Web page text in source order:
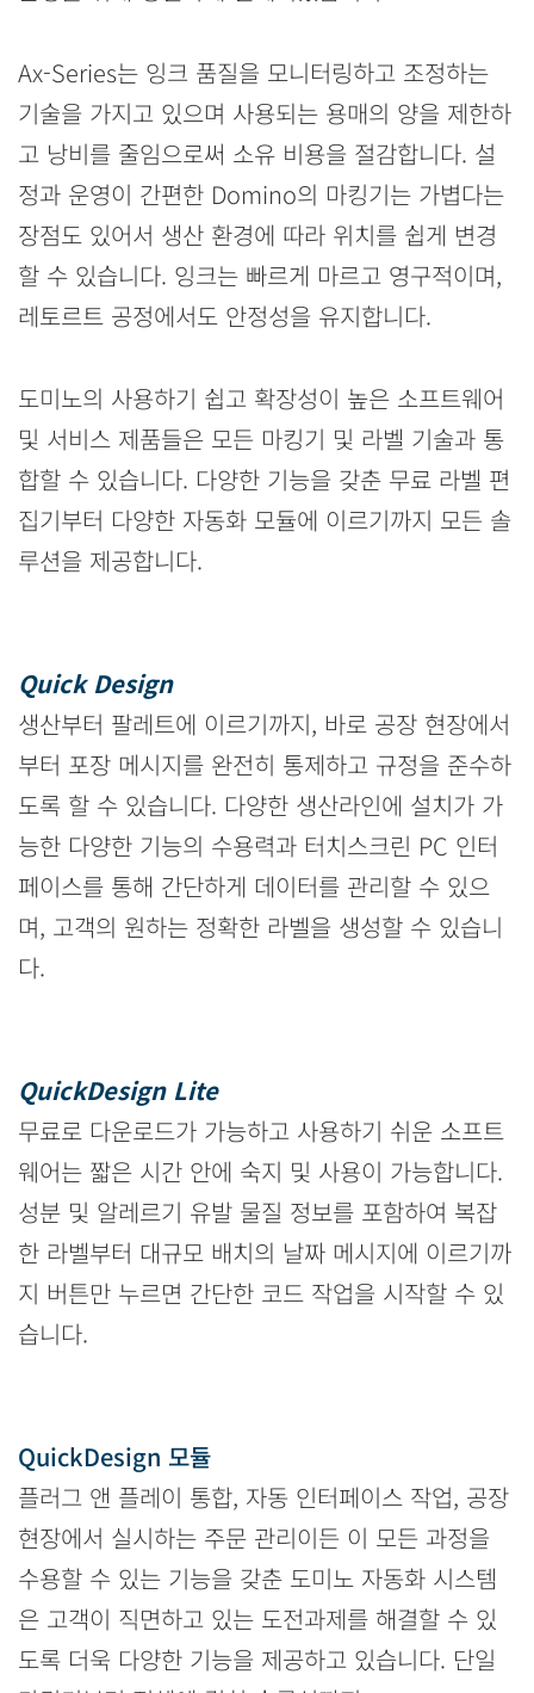
Ax-Series는 잉크 품질을 모니터링하고 조정하는
기술을 가지고 있으며 사용되는 용매의 양을 제한하
고 낭비를 줄임으로써 소유 비용을 절감합니다. 설
정과 운영이 간편한 Domino의 마킹기는 가볍다는
장점도 있어서 생산 환경에 따라 위치를 쉽게 변경
할 수 있습니다. 잉크는 빠르게 마르고 영구적이며,
레토르트 공정에서도 안정성을 유지합니다.
도미노의 사용하기 쉽고 확장성이 높은 소프트웨어
및 서비스 제품들은 모든 마킹기 및 라벨 기술과 통
합할 수 있습니다. 다양한 기능을 갖춘 무료 라벨 편
집기부터 다양한 자동화 모듈에 이르기까지 모든 솔
루션을 제공합니다.
Quick Design
생산부터 팔레트에 이르기까지, 바로 공장 현장에서
부터 포장 메시지를 완전히 통제하고 규정을 준수하
도록 할 수 있습니다. 다양한 생산라인에 설치가 가
능한 다양한 기능의 수용력과 터치스크린 PC 인터
페이스를 통해 간단하게 데이터를 관리할 수 있으
며, 고객의 원하는 정확한 라벨을 생성할 수 있습니
다.
QuickDesign Lite
무료로 다운로드가 가능하고 사용하기 쉬운 소프트
웨어는 짧은 시간 안에 숙지 및 사용이 가능합니다.
성분 및 알레르기 유발 물질 정보를 포함하여 복잡
한 라벨부터 대규모 배치의 날짜 메시지에 이르기까
지 버튼만 누르면 간단한 코드 작업을 시작할 수 있
습니다.
QuickDesign 모듈
플러그 앤 플레이 통합, 자동 인터페이스 작업, 공장
현장에서 실시하는 주문 관리이든 이 모든 과정을
수용할 수 있는 기능을 갖춘 도미노 자동화 시스템
은 고객이 직면하고 있는 도전과제를 해결할 수 있
도록 더욱 다양한 기능을 제공하고 있습니다. 단일